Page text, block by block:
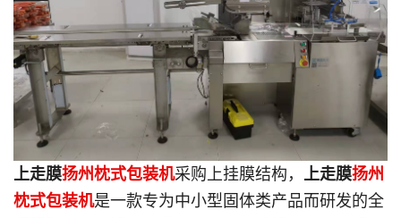
上走膜扬州枕式包装机采购上挂膜结构， 上走膜扬州
枕式包装机是一款专为中小型固体类产品而研发的全